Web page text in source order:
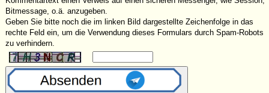
Bitmessage, o.ä. anzugeben.
Geben Sie bitte noch die im linken Bild dargestellte Zeichenfolge in das
rechte Feld ein, um die Verwendung dieses Formulars durch Spam-Robots
zu verhindern.